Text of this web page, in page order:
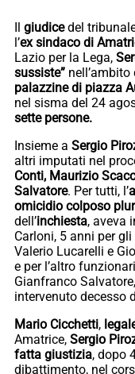
Il giudicedel
l’ex sindaco di
Lazio per la Lega,
sussiste” nell’ambito
palazzine di piazza
nel sisma del 24
sette persone.
Insieme a Sergio
altri imputati nel
Conti, Maurizio
Salvatore. Per tutti, l’
omicidio colposo
dell’inchiesta, aveva
Carloni, 5 anni per
Valerio Lucarelli e
e per l’altro
Gianfranco
intervenuto decesso
Mario Cicchetti,
Amatrice, Sergio
fatta giustizia, dopo
dibattimento, nel